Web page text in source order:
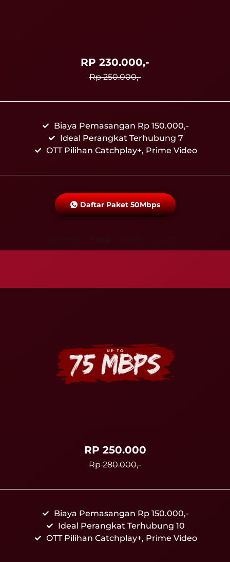
RP 230.000,-
Rp 250.000,-
Biaya Pemasangan Rp 150.000,-
Ideal Perangkat Terhubung 7
OTT Pilihan Catchplay+, Prime Video
Daftar Paket 50Mbps
RP 250.000
Rp 280.000,-
Biaya Pemasangan Rp 150.000,-
Ideal Perangkat Terhubung 10
OTT Pilihan Catchplay+, Prime Video